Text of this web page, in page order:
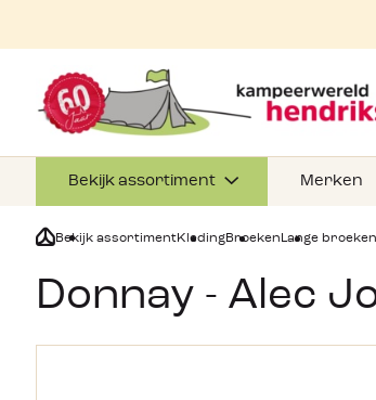
Bekijk assortiment Merken
Bekijk assortimentKledingBroeken Lange broeken
Donnay - Alec